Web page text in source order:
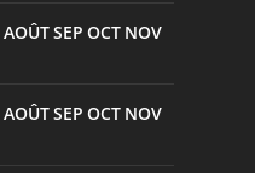
AOÛTSEP OCT NOV
AOÛTSEP OCT NOV